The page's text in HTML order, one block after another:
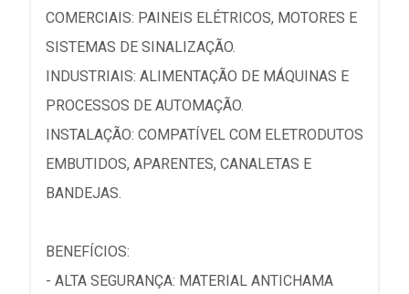
COMERCIAIS: PAINEIS ELÉTRICOS, MOTORES E
SISTEMAS DE SINALIZAÇÃO.
INDUSTRIAIS: ALIMENTAÇÃO DE MÁQUINAS E
PROCESSOS DE AUTOMAÇÃO.
INSTALAÇÃO: COMPATÍVEL COM ELETRODUTOS
EMBUTIDOS, APARENTES, CANALETAS E
BANDEJAS.
BENEFÍCIOS:
- ALTA SEGURANÇA: MATERIAL ANTICHAMA